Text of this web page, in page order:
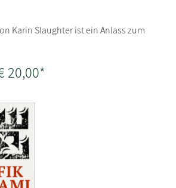
Karin Slaughter ist ein Anlass zum
20,00*